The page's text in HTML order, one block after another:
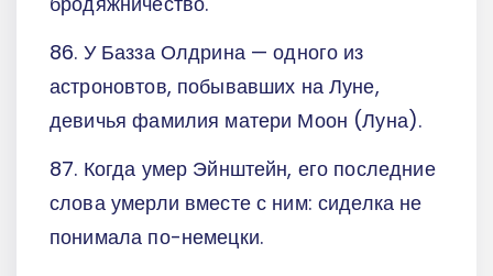
86. У Базза Олдрина — одного из
астроновтов, побывавших на Луне,
девичья фамилия матери Моон (Луна).
87. Когда умер Эйнштейн, его последние
слова умерли вместе с ним: сиделка не
понимала по-немецки.